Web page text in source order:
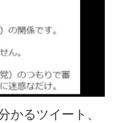
かるツイート、